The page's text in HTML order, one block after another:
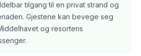
tilgang til en privat strand og
Gjestene kan bevege seg
og resortens